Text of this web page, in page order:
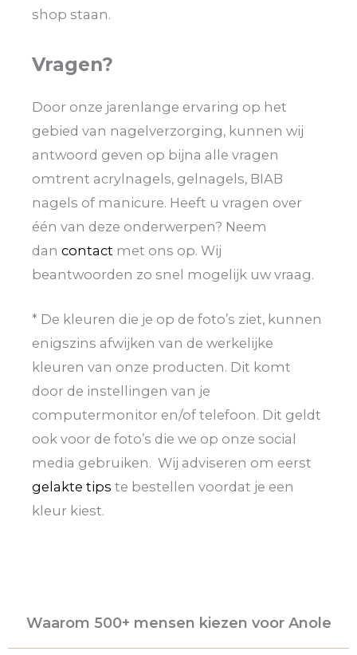
shop staan.
Vragen?
Door onze jarenlange ervaring op het
gebied van nagelverzorging, kunnen wij
antwoord geven op bijna alle vragen
omtrent acrylnagels, gelnagels, BIAB
nagels of manicure. Heeft u vragen over
één van deze onderwerpen? Neem
dan contact met ons op. Wij
beantwoorden zo snel mogelijk uw vraag.
* De kleuren die je op de foto’s ziet, kunnen
enigszins afwijken van de werkelijke
kleuren van onze producten. Dit komt
door de instellingen van je
computermonitor en/of telefoon. Dit geldt
ook voor de foto’s die we op onze social
media gebruiken. Wij adviseren om eerst
gelakte tips te bestellen voordat je een
kleur kiest.
Waarom 500+ mensen kiezen voor Anole